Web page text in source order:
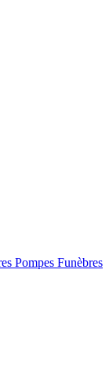
Pompes Funèbres